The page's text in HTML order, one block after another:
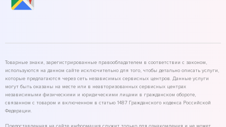
Товарные знаки, зарегистрированные правообладателем в соответствии с законом,
используются на данном сайте исключительно для того, чтобы детально описать услуги,
которые предлагаются через сеть независимых сервисных центров. Данные услуги
могут быть оказаны на месте или в неавторизованных сервисных центрах
независимыми физическими и юридическими лицами в гражданском обороте,
связанном с товаром и включенном в статью 1487 Гражданского кодекса Российской
Федерации.